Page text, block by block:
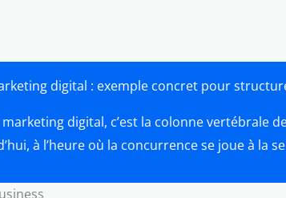
digital : exemple concret pour
marketing digital, c’est la colonne vertébrale
à l’heure où la concurrence se joue à la